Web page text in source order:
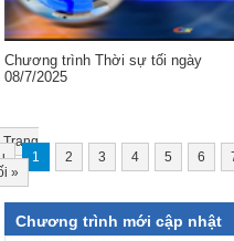
Chương trình Thời sự tối ngày
08/7/2025
Trang
1 2 3 4 5 6
»
Chương trình mới cập nhật